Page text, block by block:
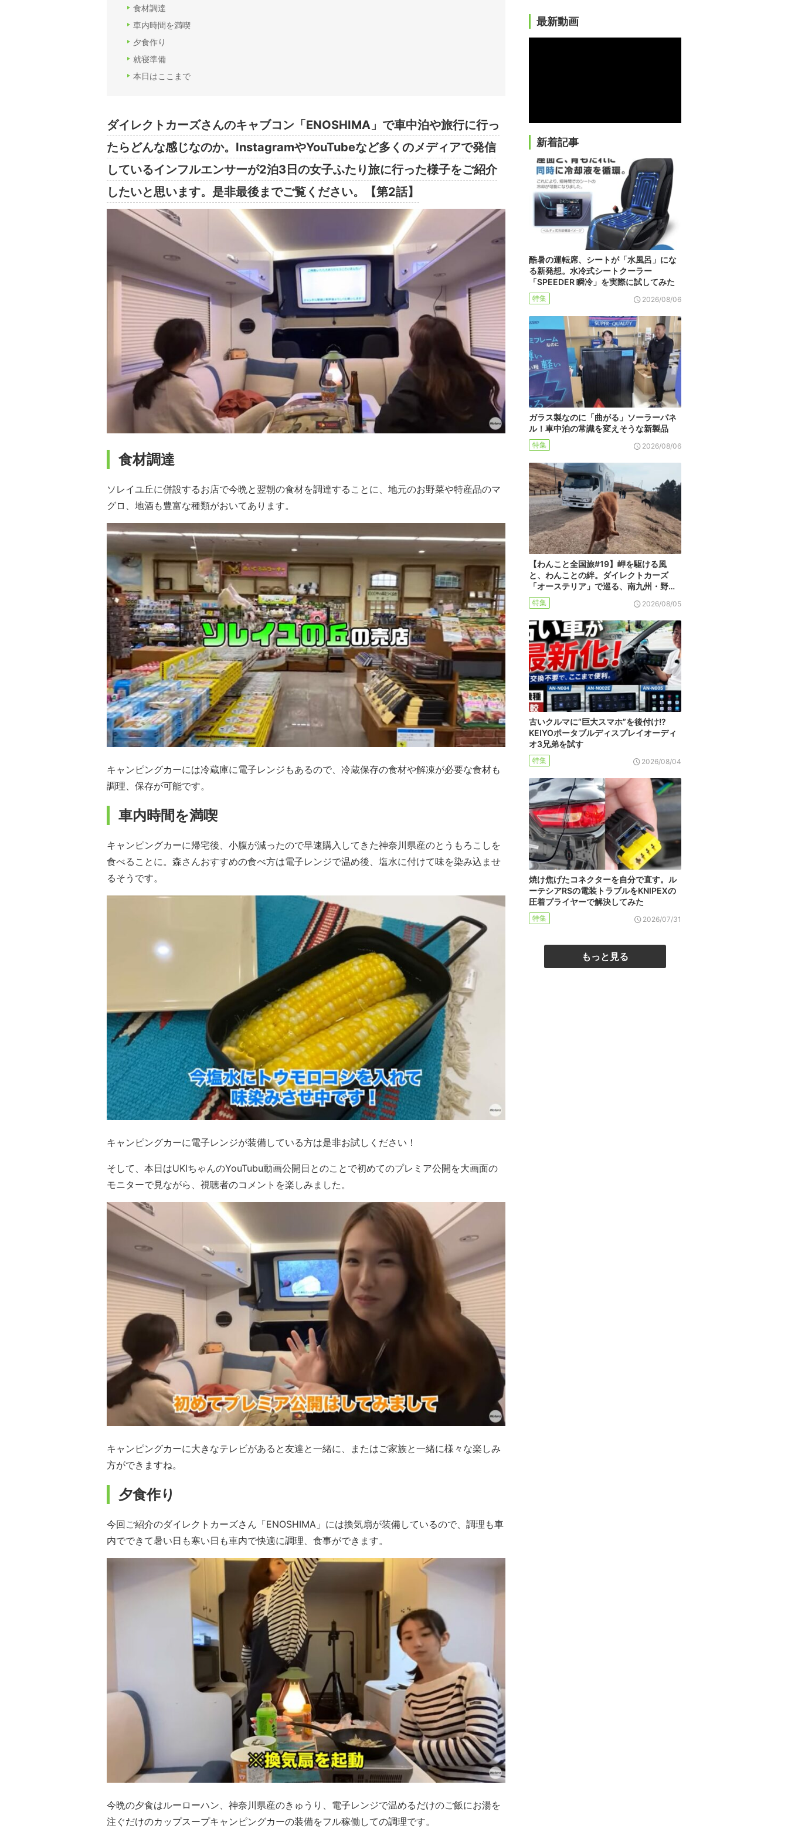
食材調達
車内時間を満喫
夕食作り
就寝準備
本日はここまで
ダイレクトカーズさんのキャブコン「ENOSHIMA」で車中泊や旅行に行っ
たらどんな感じなのか。InstagramやYouTubeなど多くのメディアで発信
しているインフルエンサーが2泊3日の女子ふたり旅に行った様子をご紹介
したいと思います。是非最後までご覧ください。【第2話】
食材調達
ソレイユ丘に併設するお店で今晩と翌朝の食材を調達することに、地元のお野菜や特産品のマ
グロ、地酒も豊富な種類がおいてあります。
キャンピングカーには冷蔵庫に電子レンジもあるので、冷蔵保存の食材や解凍が必要な食材も
調理、保存が可能です。
車内時間を満喫
キャンピングカーに帰宅後、小腹が減ったので早速購入してきた神奈川県産のとうもろこしを
食べることに。森さんおすすめの食べ方は電子レンジで温め後、塩水に付けて味を染み込ませ
るそうです。
キャンピングカーに電子レンジが装備している方は是非お試しください！
そして、本日はUKIちゃんのYouTubu動画公開日とのことで初めてのプレミア公開を大画面の
モニターで見ながら、視聴者のコメントを楽しみました。
キャンピングカーに大きなテレビがあると友達と一緒に、またはご家族と一緒に様々な楽しみ
方ができますね。
夕食作り
今回ご紹介のダイレクトカーズさん「ENOSHIMA」には換気扇が装備しているので、調理も車
内でできて暑い日も寒い日も車内で快適に調理、食事ができます。
今晩の夕食はルーローハン、神奈川県産のきゅうり、電子レンジで温めるだけのご飯にお湯を
注ぐだけのカップスープキャンピングカーの装備をフル稼働しての調理です。
最新動画
新着記事
酷暑の運転席、シートが「水風呂」にな
る新発想。水冷式シートクーラー
「SPEEDER 瞬冷」を実際に試してみた
特集 2026/08/06
ガラス製なのに「曲がる」ソーラーパネ
ル！車中泊の常識を変えそうな新製品
特集 2026/08/06
【わんこと全国旅#19】岬を駆ける風
と、わんことの絆。ダイレクトカーズ
「オーステリア」で巡る、南九州・野…
特集 2026/08/05
古いクルマに“巨大スマホ”を後付け!?
KEIYOポータブルディスプレイオーディ
オ3兄弟を試す
特集 2026/08/04
焼け焦げたコネクターを自分で直す。ル
ーテシアRSの電装トラブルをKNIPEXの
圧着プライヤーで解決してみた
特集 2026/07/31
もっと見る